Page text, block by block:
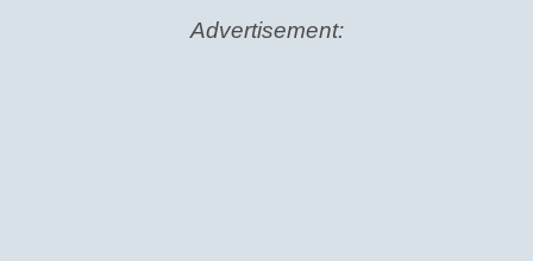
Advertisement: